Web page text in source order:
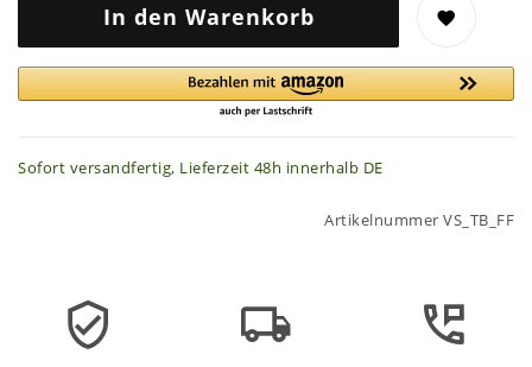
In den Warenkorb
Sofort versandfertig, Lieferzeit 48h innerhalb DE
Artikelnummer VS_TB_FF